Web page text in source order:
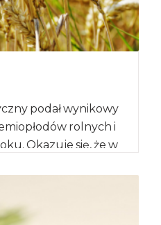
podał wynikowy
rolnych i
Okazuje się, że w